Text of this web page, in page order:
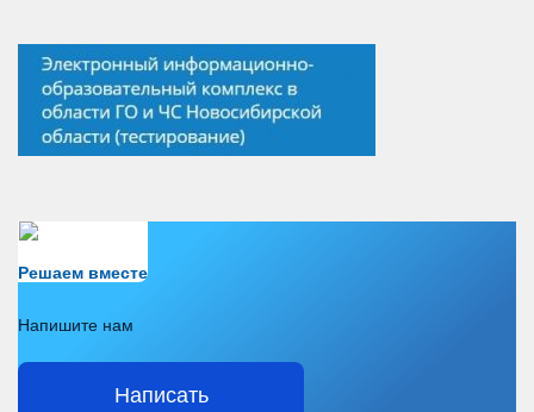
Решаем вместе
Напишите нам
Написать